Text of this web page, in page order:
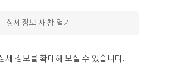
상세정보 새창 열기
세 정보를 확대해 보실 수 있습니다.